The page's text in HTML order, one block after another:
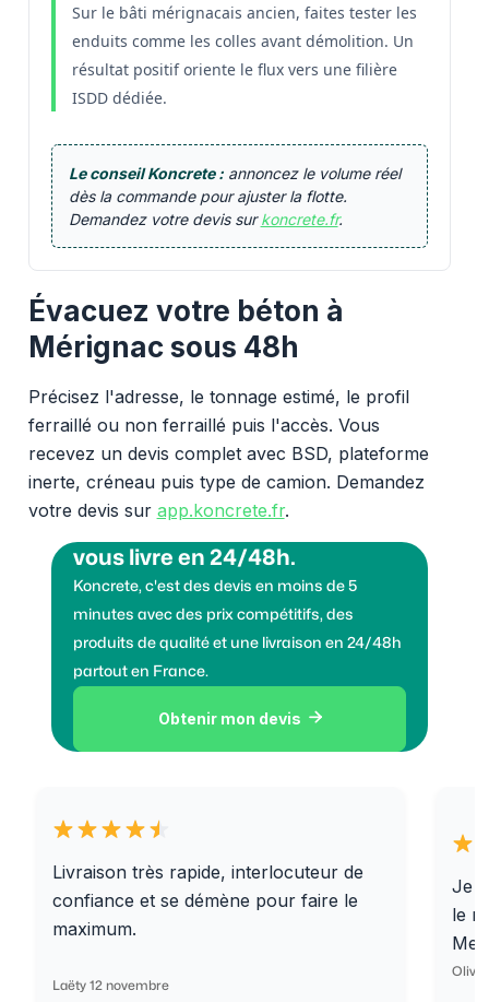
Sur le bâti mérignacais ancien, faites tester les
enduits comme les colles avant démolition. Un
résultat positif oriente le flux vers une filière
ISDD dédiée.
Le conseil Koncrete :annoncez le volume réel
dès la commande pour ajuster la flotte.
Demandez votre devis surkoncrete.fr.
Évacuez votre béton à
Mérignac sous 48h
Précisez l'adresse, le tonnage estimé, le profil
ferraillé ou non ferraillé puis l'accès. Vous
recevez un devis complet avec BSD, plateforme
inerte, créneau puis type de camion. Demandez
votre devis sur app.koncrete.fr.
vous livre en 24/48h.
Koncrete, c'est des devis en moins de 5
minutes avec des prix compétitifs, des
produits de qualité et une livraison en 24/48h
partout en France.
Obtenir mon devis 
Livraison très rapide, interlocuteur de
confiance et se démène pour faire le
maximum.
Laëty 12 novembre
Je
le